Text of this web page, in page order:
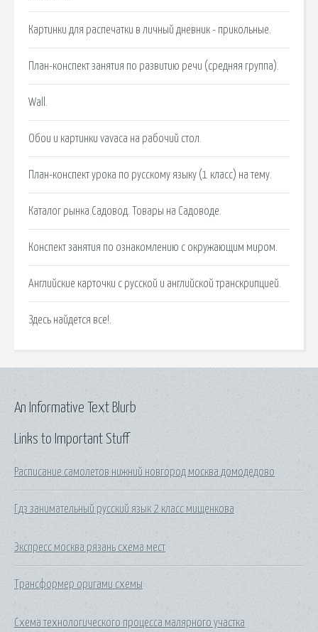
Картинки для распечатки в личный дневник - прикольные.
План-конспект занятия по развитию речи (средняя группа).
Wall.
Обои и картинки vavaca на рабочий стол.
План-конспект урока по русскому языку (1 класс) на тему.
Каталог рынка Садовод. Товары на Садоводе.
Конспект занятия по ознакомлению с окружающим миром.
Английские карточки с русской и английской транскрипцией.
Здесь найдется все!.
Links to Important Stuff
Расписание самолетов нижний новгород москва домодедово
Гдз занимательный русский язык 2 класс мищенкова
Экспресс москва рязань схема мест
Трансформер оригами схемы
Схема технологического процесса малярного участка
An Informative Text Blurb